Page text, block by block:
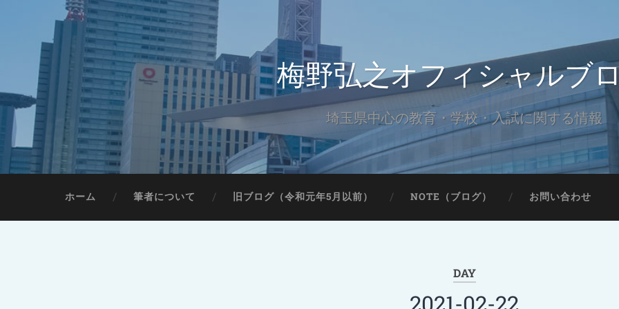
梅野弘之オフィシャルブ
埼玉県中心の教育・学校・入試に関する情報
ホーム 筆者について 旧ブログ（令和元年5月以前） NOTE（ブログ） お問い合わせ
DAY